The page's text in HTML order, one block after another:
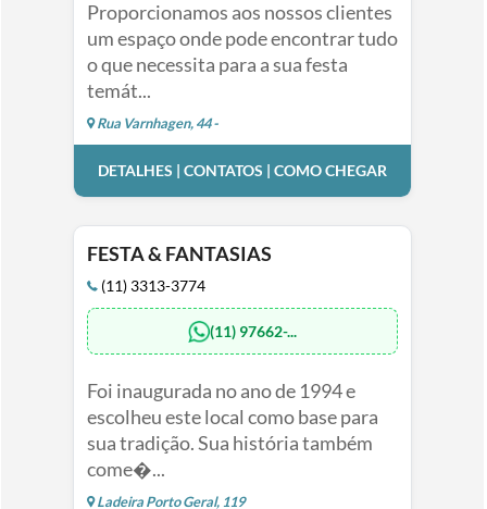
Proporcionamos aos nossos clientes
um espaço onde pode encontrar tudo
o que necessita para a sua festa
temát...
Rua Varnhagen, 44 -
DETALHES | CONTATOS | COMO CHEGAR
FESTA & FANTASIAS
(11) 3313-3774
(11) 97662-...
Foi inaugurada no ano de 1994 e
escolheu este local como base para
sua tradição. Sua história também
come�...
Ladeira Porto Geral, 119